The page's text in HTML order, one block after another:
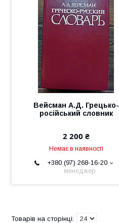
Вейсман А.Д. Грецько-
російський словник
2 200 ₴
Немає в наявності
+380 (97) 268-16-20
менеджер